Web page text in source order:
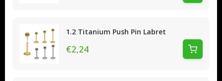
1.2 Titanium Push Pin Labret
€2,24